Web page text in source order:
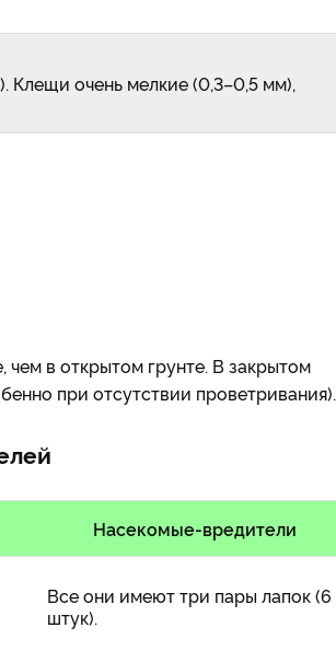
Клещи очень мелкие (0,3–0,5 мм),
чем в открытом грунте. В закрытом
при отсутствии проветривания).
Насекомые-вредители
Все они имеют три пары лапок (6
штук).